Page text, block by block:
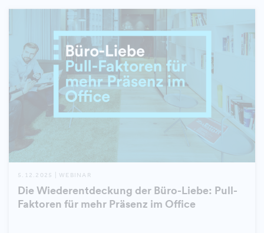
5.12.2025 | WEBINAR
Die Wiederentdeckung der Büro-Liebe: Pull-
Faktoren für mehr Präsenz im Office